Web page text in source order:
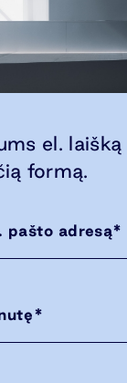
el. laišką
formą.
pašto adresą*
*